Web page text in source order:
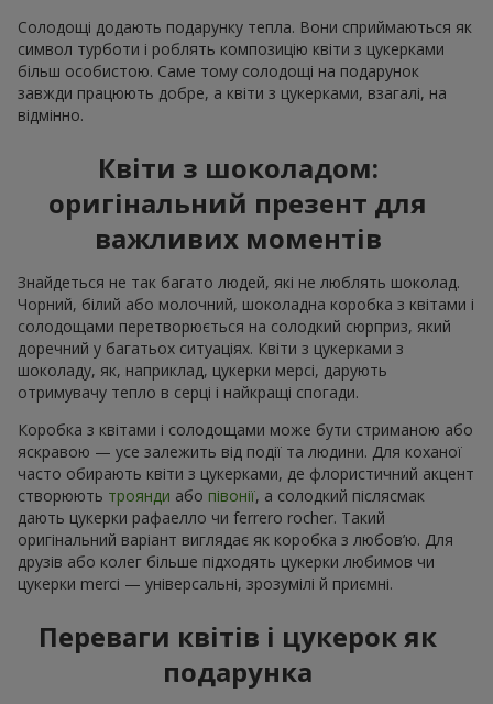
Солодощі додають подарунку тепла. Вони сприймаються як
символ турботи і роблять композицію квіти з цукерками
більш особистою. Саме тому солодощі на подарунок
завжди працюють добре, а квіти з цукерками, взагалі, на
відмінно.
Квіти з шоколадом:
оригінальний презент для
важливих моментів
Знайдеться не так багато людей, які не люблять шоколад.
Чорний, білий або молочний, шоколадна коробка з квітами і
солодощами перетворюється на солодкий сюрприз, який
доречний у багатьох ситуаціях. Квіти з цукерками з
шоколаду, як, наприклад, цукерки мерсі, дарують
отримувачу тепло в серці і найкращі спогади.
Коробка з квітами і солодощами може бути стриманою або
яскравою — усе залежить від події та людини. Для коханої
часто обирають квіти з цукерками, де флористичний акцент
створюють троянди або півонії, а солодкий післясмак
дають цукерки рафаелло чи ferrero rocher. Такий
оригінальний варіант виглядає як коробка з любов’ю. Для
друзів або колег більше підходять цукерки любимов чи
цукерки merci — універсальні, зрозумілі й приємні.
Переваги квітів і цукерок як
подарунка